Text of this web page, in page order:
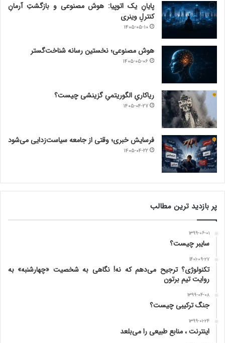
پایانِ یک اتوپیا: هوش مصنوعی و بازگشتِ آرمانِ
کنترلِ وینری
۱۴۰۵-۰۵-۱۰
هوش مصنوعی؛ نخستین رسانه شناخت‌گستر
۱۴۰۵-۰۵-۰۶
ریاکاریِ الگوریتمیِ گزینشی چیست؟
۱۴۰۵-۰۴-۲۷
فرسایش خبری؛ وقتی از جامعه سیاست‌زدایی می‌شود
۱۴۰۵-۰۴-۲۲
پر بازدید ترین مطالب
۱۳۹۹-۰۶-۰۱
سایبر چیست؟
۱۴۰۱-۰۹-۲۷
تکنولوژی؟ ترجیح می‌دهم که نه! نگاهی به شخصیت «چهارشنبه» به
روایت تیم برتون
۱۳۹۹-۰۴-۰۸
جنگ ترکیبی چیست؟
۱۳۹۹-۰۱-۲۴
اینترنت ، منابع طبیعی را می‌بلعد